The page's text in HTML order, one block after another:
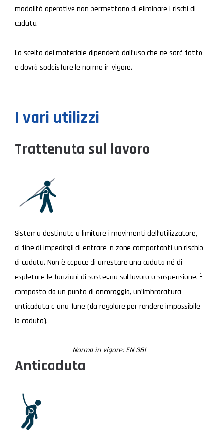
modalità operative non permettono di eliminare i rischi di
caduta.
La scelta del materiale dipenderà dall’uso che ne sarà fatto
e dovrà soddisfare le norme in vigore.
I vari utilizzi
Trattenuta sul lavoro
Sistema destinato a limitare i movimenti dell’utilizzatore,
al fine di impedirgli di entrare in zone comportanti un rischio
di caduta. Non è capace di arrestare una caduta né di
espletare le funzioni di sostegno sul lavoro o sospensione. È
composto da un punto di ancoraggio, un’imbracatura
anticaduta e una fune (da regolare per rendere impossibile
la caduta).
Norma in vigore: EN 361
Anticaduta